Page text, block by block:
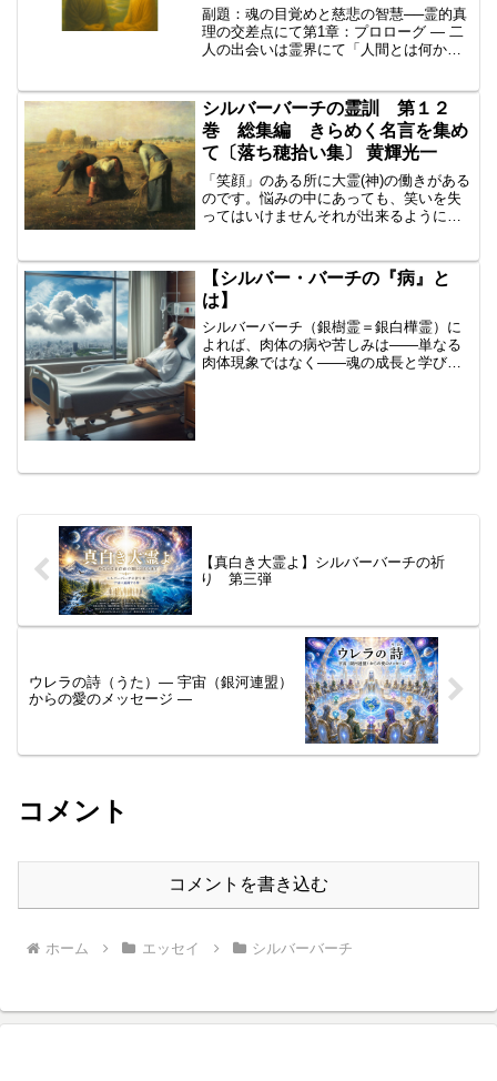
副題：魂の目覚めと慈悲の智慧──霊的真
理の交差点にて第1章：プロローグ ― 二
人の出会いは霊界にて「人間とは何か」
た二つの魂──それが、仏陀（ゴータマ・
シッダールタ）と...
シルバーバーチの霊訓 第１２
巻 総集編 きらめく名言を集め
て〔落ち穂拾い集〕 黄輝光一
「笑顔」のある所に大霊(神)の働きがある
のです。悩みの中にあっても、笑いを失
ってはいけませんそれが出来るようにな
す俗世のことに悩まされて笑顔を忘れる
ようでは、まだ真理を...
【シルバー・バーチの『病』と
は】
シルバーバーチ（銀樹霊＝銀白樺霊）に
よれば、肉体の病や苦しみは――単なる
肉体現象ではなく――魂の成長と学びを
【真白き大霊よ】シルバーバーチの祈
り 第三弾
ウレラの詩（うた）― 宇宙（銀河連盟）
からの愛のメッセージ ―
コメント
コメントを書き込む
ホーム エッセイ シルバーバーチ